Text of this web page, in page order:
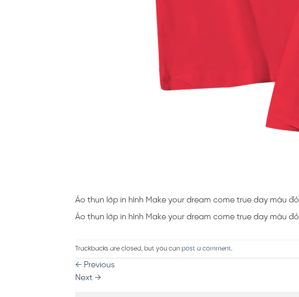
Áo thun lớp in hình Make your dream come true day màu đỏ
Áo thun lớp in hình Make your dream come true day màu đỏ
Trackbacks are closed, but you can post a comment.
← Previous
Next →